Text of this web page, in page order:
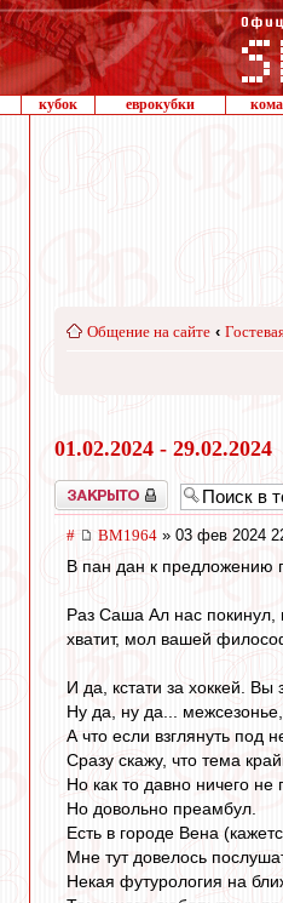
кубок еврокубки
Общение на сайте ‹
01.02.2024 - 29.02.2024
Закрыто
# BM1964 » 03 фев 2024
В пан дан к предложению
Раз Саша Ал нас покинул,
хватит, мол вашей
И да, кстати за хоккей. Вы
Ну да, ну да...
А что если взглянуть под
Сразу скажу, что тема
Но как то давно ничего
Но довольно преамбул.
Есть в городе Вена
Мне тут довелось
Некая футурология на